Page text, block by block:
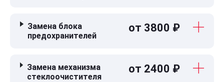
Замена блока
предохранителей
от 3800 ₽
Замена механизма
стеклоочистителя
от 2400 ₽